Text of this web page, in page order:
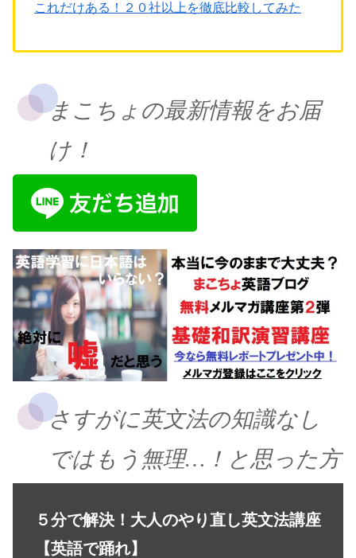
これだけある！２０社以上を徹底比較してみた
まこちょの最新情報をお届
け！
さすがに英文法の知識なし
ではもう無理…！と思った方
５分で解決！大人のやり直し英文法講座
【英語で踊れ】